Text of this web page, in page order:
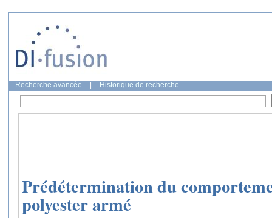
Recherche avancée Historique de recherche
Prédétermination du
polyester armé